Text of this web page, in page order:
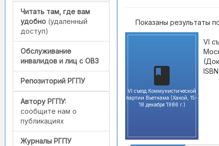
Читать там, где вам
удобно (удаленный
доступ)
Обслуживание
инвалидов и лиц с ОВЗ
Репозиторий РГПУ
Автору РГПУ:
сообщите нам о
публикациях
Журналы РГПУ
Показаны результаты
VI съезд Коммунистической
партии Вьетнама (Ханой, 15-
18 декабря 1986 г.)
VI